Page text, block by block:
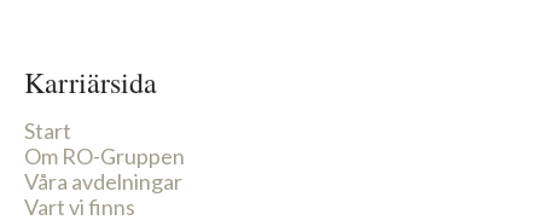
Karriärsida
Start
Om RO-Gruppen
Våra avdelningar
Vart vi finns